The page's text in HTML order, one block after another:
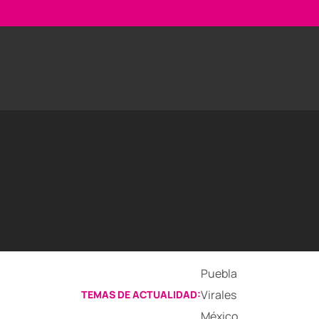
TEMAS DE ACTUALIDAD:
Puebla
Virales
México